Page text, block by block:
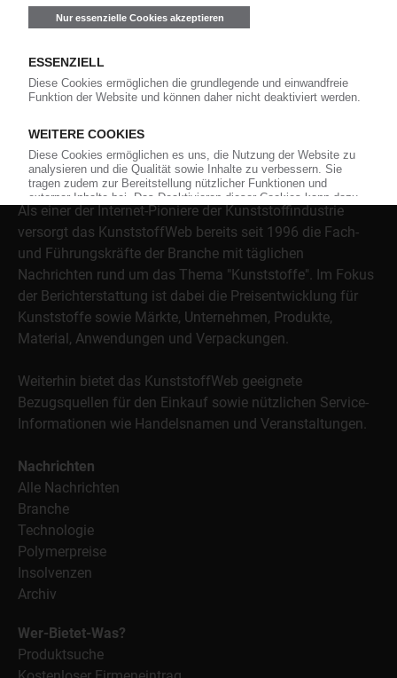
Über das KunststoffWeb
Als einer der Internet-Pioniere der Kunststoffindustrie
versorgt das KunststoffWeb bereits seit 1996 die Fach-
und Führungskräfte der Branche mit täglichen
Nachrichten rund um das Thema "Kunststoffe". Im Fokus
der Berichterstattung ist dabei die Preisentwicklung für
Kunststoffe sowie Märkte, Unternehmen, Produkte,
Material, Anwendungen und Verpackungen.
Weiterhin bietet das KunststoffWeb geeignete
Bezugsquellen für den Einkauf sowie nützlichen Service-
Informationen wie Handelsnamen und Veranstaltungen.
Nachrichten
Alle Nachrichten
Branche
Technologie
Polymerpreise
Insolvenzen
Archiv
Wer-Bietet-Was?
Produktsuche